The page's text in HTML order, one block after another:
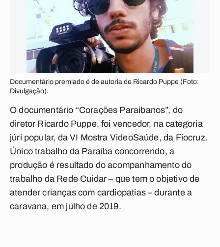
Documentário premiado é de autoria de Ricardo Puppe (Foto:
Divulgação).
O documentário “Corações Paraibanos”, do
diretor Ricardo Puppe, foi vencedor, na categoria
júri popular, da VI Mostra VideoSaúde, da Fiocruz.
Único trabalho da Paraíba concorrendo, a
produção é resultado do acompanhamento do
trabalho da Rede Cuidar – que tem o objetivo de
atender crianças com cardiopatias – durante a
caravana, em julho de 2019.